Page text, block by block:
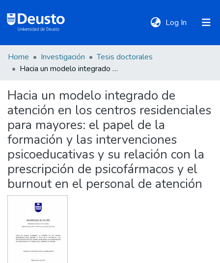
Log In (current)
DeustoTeka
Communities
&
Collections
All of DSpace
Statistics
Home Investigación
Tesis doctorales
Hacia un modelo integrado de atención en los centros residenciales para mayores: el papel de la formación y las intervenciones psicoeducativas y su relación con la prescripción de psicofármacos y el burnout en el personal de atención
Hacia un modelo integrado de
atención en los centros residenciales
para mayores: el papel de la
formación y las intervenciones
psicoeducativas y su relación con la
prescripción de psicofármacos y el
burnout en el personal de atención